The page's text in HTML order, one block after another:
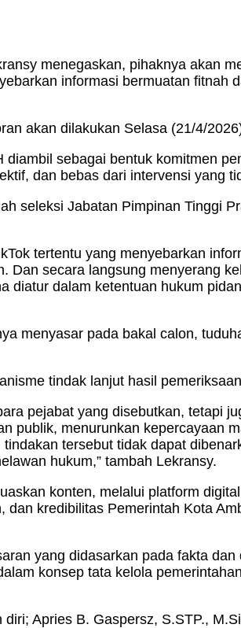
menegaskan, pihaknya akan
informasi bermuatan fitnah
akan dilakukan Selasa (21/4/
sebagai bentuk komitmen
dan bebas dari intervensi yang
seleksi Jabatan Pimpinan Tinggi
tertentu yang menyebarkan
Dan secara langsung menyerang
diatur dalam ketentuan hukum
menyasar pada bakal calon,
tindak lanjut hasil
pejabat yang disebutkan, tetapi
publik, menurunkan kepercayaan
tersebut tidak dapat
hukum,” tambah Lekransy.
konten, melalui platform
kredibilitas Pemerintah Kota
yang didasarkan pada fakta dan
konsep tata kelola
Apries B. Gaspersz, S.STP.,